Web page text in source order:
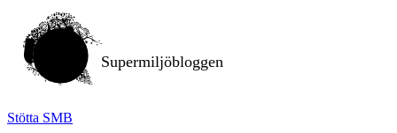
Supermiljöbloggen
Stötta SMB